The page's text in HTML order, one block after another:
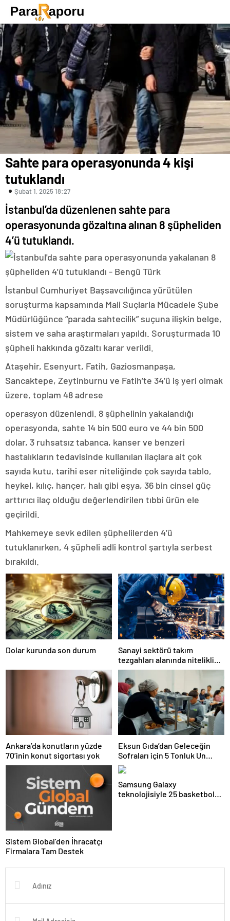
Sahte para operasyonunda 4 kişi
tutuklandı
Şubat 1, 2025 18:27
İstanbul’da düzenlenen sahte para
operasyonunda gözaltına alınan 8 şüpheliden
4’ü tutuklandı.
İstanbul Cumhuriyet Başsavcılığınca yürütülen
soruşturma kapsamında Mali Suçlarla Mücadele Şube
Müdürlüğünce “parada sahtecilik” suçuna ilişkin belge,
sistem ve saha araştırmaları yapıldı. Soruşturmada 10
şüpheli hakkında gözaltı karar verildi.
Ataşehir, Esenyurt, Fatih, Gaziosmanpaşa,
Sancaktepe, Zeytinburnu ve Fatih’te 34’ü iş yeri olmak
üzere, toplam 48 adrese
operasyon düzenlendi. 8 şüphelinin yakalandığı
operasyonda, sahte 14 bin 500 euro ve 44 bin 500
dolar, 3 ruhsatsız tabanca, kanser ve benzeri
hastalıkların tedavisinde kullanılan ilaçlara ait çok
sayıda kutu, tarihi eser niteliğinde çok sayıda tablo,
heykel, kılıç, hançer, halı gibi eşya, 36 bin cinsel güç
arttırıcı ilaç olduğu değerlendirilen tıbbi ürün ele
geçirildi.
Mahkemeye sevk edilen şüphelilerden 4’ü
tutuklanırken, 4 şüpheli adli kontrol şartıyla serbest
bırakıldı.
Dolar kurunda son durum
Sanayi sektörü takım
tezgahları alanında nitelikli
istihdam açığı yaşıyor
Ankara’da konutların yüzde
70’inin konut sigortası yok
Eksun Gıda’dan Geleceğin
Sofraları için 5 Tonluk Un
Desteği
Sistem Global’den İhracatçı
Firmalara Tam Destek
Samsung Galaxy
teknolojisiyle 25 basketbol